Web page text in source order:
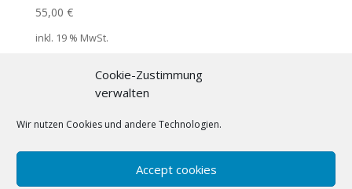
Cookie-Zustimmung
verwalten
Wir nutzen Cookies und andere Technologien.
Accept cookies
55,00 €
inkl. 19 % MwSt.